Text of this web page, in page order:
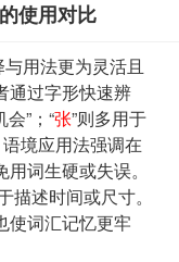
使用对比
用法更为灵活且
通过字形快速辨
会”；“张”则多用于
境应用法强调在
词生硬或失误。
描述时间或尺寸。
使词汇记忆更牢